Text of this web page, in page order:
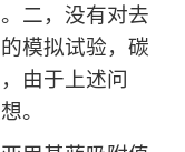
二，没有对去
模拟试验，碳
由于上述问
。